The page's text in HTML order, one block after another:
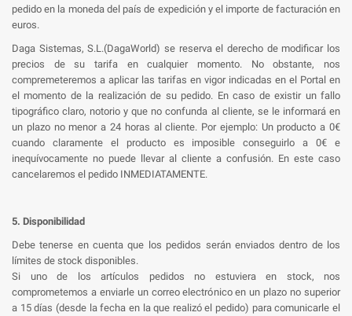
pedido en la moneda del país de expedición y el importe de facturación en
euros.
Daga Sistemas, S.L.(DagaWorld) se reserva el derecho de modificar los
precios de su tarifa en cualquier momento. No obstante, nos
compremeteremos a aplicar las tarifas en vigor indicadas en el Portal en
el momento de la realización de su pedido. En caso de existir un fallo
tipográfico claro, notorio y que no confunda al cliente, se le informará en
un plazo no menor a 24 horas al cliente. Por ejemplo: Un producto a 0€
cuando claramente el producto es imposible conseguirlo a 0€ e
inequívocamente no puede llevar al cliente a confusión. En este caso
cancelaremos el pedido INMEDIATAMENTE.
5. Disponibilidad
Debe tenerse en cuenta que los pedidos serán enviados dentro de los
límites de stock disponibles.
Si uno de los artículos pedidos no estuviera en stock, nos
comprometemos a enviarle un correo electrónico en un plazo no superior
a 15 días (desde la fecha en la que realizó el pedido) para comunicarle el